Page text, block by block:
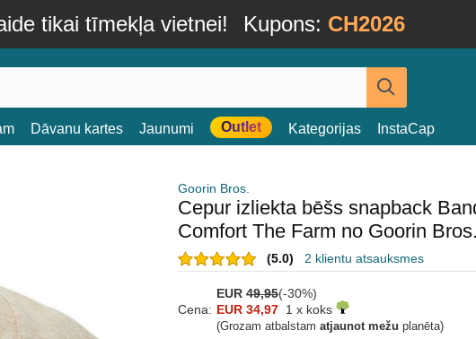
tikai tīmekļa vietnei! Kupons: CH2026
Dāvanu kartes Jaunumi Outlet Kategorijas InstaCap
Goorin Bros.
Cepur izliekta bēšs snapback
Comfort The Farm no Goorin Bros.
(5.0) 2 klientu atsauksmes
EUR 49,95(-30%)
Cena: EUR 34,97 1 x koks
(Grozam atbalstam atjaunot mežu planēta)